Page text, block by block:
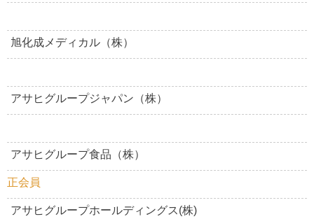
旭化成メディカル（株）
アサヒグループジャパン（株）
アサヒグループ食品（株）
正会員
アサヒグループホールディングス(株)